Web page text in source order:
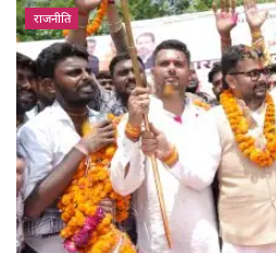
राजनीति